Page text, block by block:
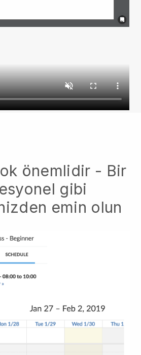
önemlidir - Bir
gibi
emin olun